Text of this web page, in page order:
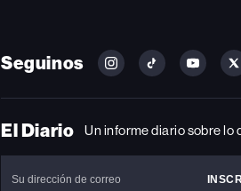
Seguinos
FOLLOW
ON
FOLLOW
ON
FOLLOW
ON
El Diario Un informe diario sobre lo